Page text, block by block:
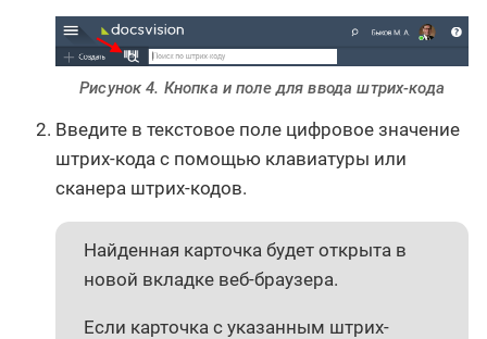
Рисунок 4. Кнопка и поле для ввода штрих-кода
Введите в текстовое поле цифровое значение
штрих-кода с помощью клавиатуры или
сканера штрих-кодов.
Найденная карточка будет открыта в
новой вкладке веб-браузера.
Если карточка с указанным штрих-